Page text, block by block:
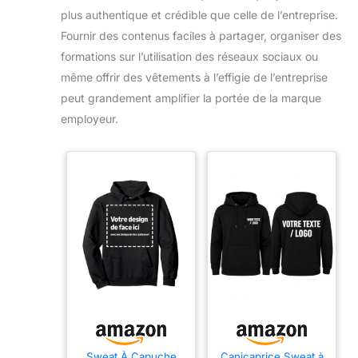
plus authentique et crédible que celle de l’entreprise.
Fournir des contenus faciles à partager, organiser des
formations sur l’utilisation des réseaux sociaux ou
même offrir des vêtements à l’effigie de l’entreprise
peut grandement amplifier la portée de la marque
employeur.